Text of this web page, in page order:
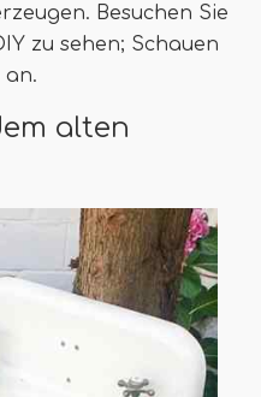
Besuchen Sie
zu sehen; Schauen
an.
alten